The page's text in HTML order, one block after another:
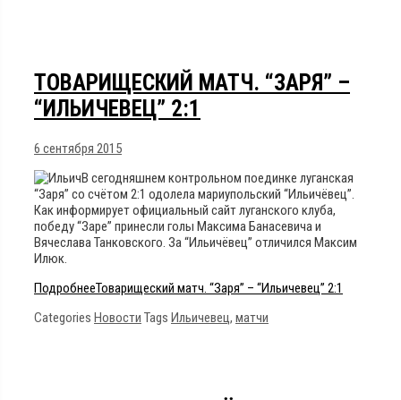
ТОВАРИЩЕСКИЙ МАТЧ. “ЗАРЯ” –
“ИЛЬИЧЕВЕЦ” 2:1
6 сентября 2015
В сегодняшнем контрольном поединке луганская
“Заря” со счётом 2:1 одолела мариупольский “Ильичёвец”.
Как информирует официальный сайт луганского клуба,
победу “Заре” принесли голы Максима Банасевича и
Вячеслава Танковского. За “Ильичёвец” отличился Максим
Илюк.
ПодробнееТоварищеский матч. “Заря” – “Ильичевец” 2:1
Categories Новости Tags Ильичевец, матчи